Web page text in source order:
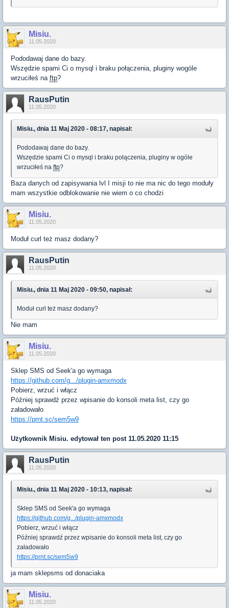
Misiu.
11.05.2020
Pododawaj dane do bazy.
Wszędzie spami Ci o mysql i braku połączenia, pluginy wogóle
wrzuciłeś na ftp?
RausPutin
11.05.2020
Misiu., dnia 11 Maj 2020 - 08:17, napisał:
Pododawaj dane do bazy.
Wszędzie spami Ci o mysql i braku połączenia, pluginy w ogóle
wrzuciłeś na ftp?
Baza danych od zapisywania lvl I misji to nie ma nic do tego moduły
mam wszystkie odblokowanie nie wiem o co chodzi
Misiu.
11.05.2020
Moduł curl też masz dodany?
RausPutin
11.05.2020
Misiu., dnia 11 Maj 2020 - 09:50, napisał:
Moduł curl też masz dodany?
Nie mam
Misiu.
11.05.2020
Sklep SMS od Seek'a go wymaga
https://github.com/g.../plugin-amxmodx
Pobierz, wrzuć i włącz
Później sprawdź przez wpisanie do konsoli meta list, czy go
załadowało
https://prnt.sc/sem5w9
Użytkownik Misiu. edytował ten post 11.05.2020 11:15
RausPutin
11.05.2020
Misiu., dnia 11 Maj 2020 - 10:13, napisał:
Sklep SMS od Seek'a go wymaga
https://github.com/g.../plugin-amxmodx
Pobierz, wrzuć i włącz
Później sprawdź przez wpisanie do konsoli meta list, czy go
załadowało
https://prnt.sc/sem5w9
ja mam sklepsms od donaciaka
Misiu.
11.05.2020